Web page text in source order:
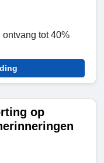
tot 40%
op